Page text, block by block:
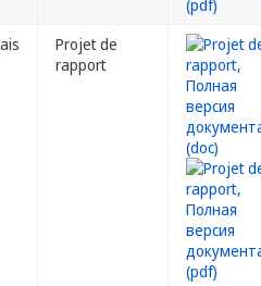
Projet de
rapport